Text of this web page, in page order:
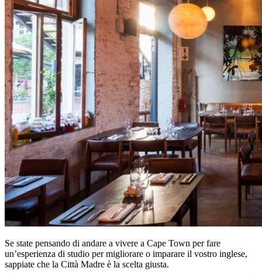
Se state pensando di andare a vivere a Cape Town per fare
un’esperienza di studio per migliorare o imparare il vostro inglese,
sappiate che la Città Madre è la scelta giusta.